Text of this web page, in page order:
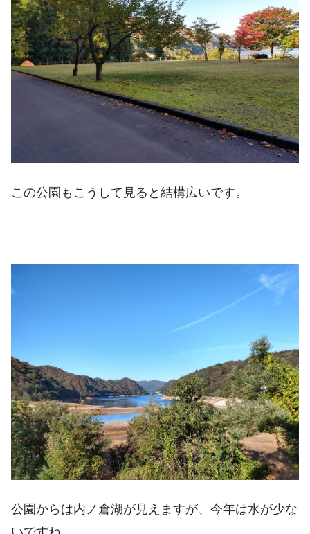
この公園もこうして見ると結構広いです。
公園からは内ノ倉湖が見えますが、今年は水が少な